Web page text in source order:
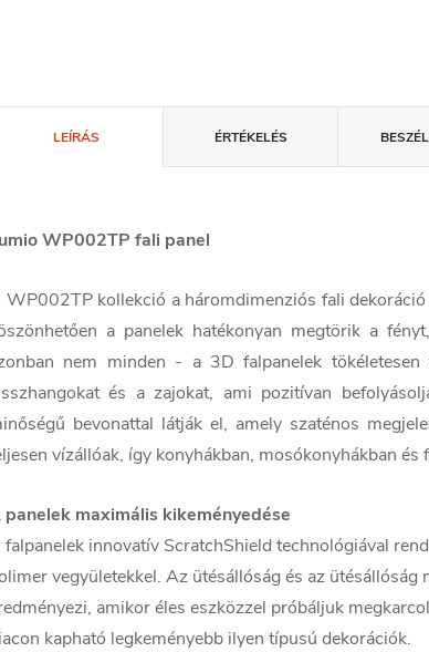
LEÍRÁS ÉRTÉKELÉS
WP002TP fali panel
WP002TP kollekció a háromdimenziós fali
a panelek hatékonyan megtörik a
nem minden - a 3D falpanelek
és a zajokat, ami pozitívan
bevonattal látják el, amely szaténos
vízállóak, így konyhákban, mosókonyhákban
panelek maximális kikeményedése
falpanelek innovatív ScratchShield technológiával
vegyületekkel. Az ütésállóság és az
amikor éles eszközzel próbáljuk
kapható legkeményebb ilyen típusú dekorációk.